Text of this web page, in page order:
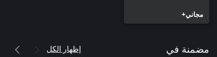
مجاني+
مضمنة في إظهار الكل